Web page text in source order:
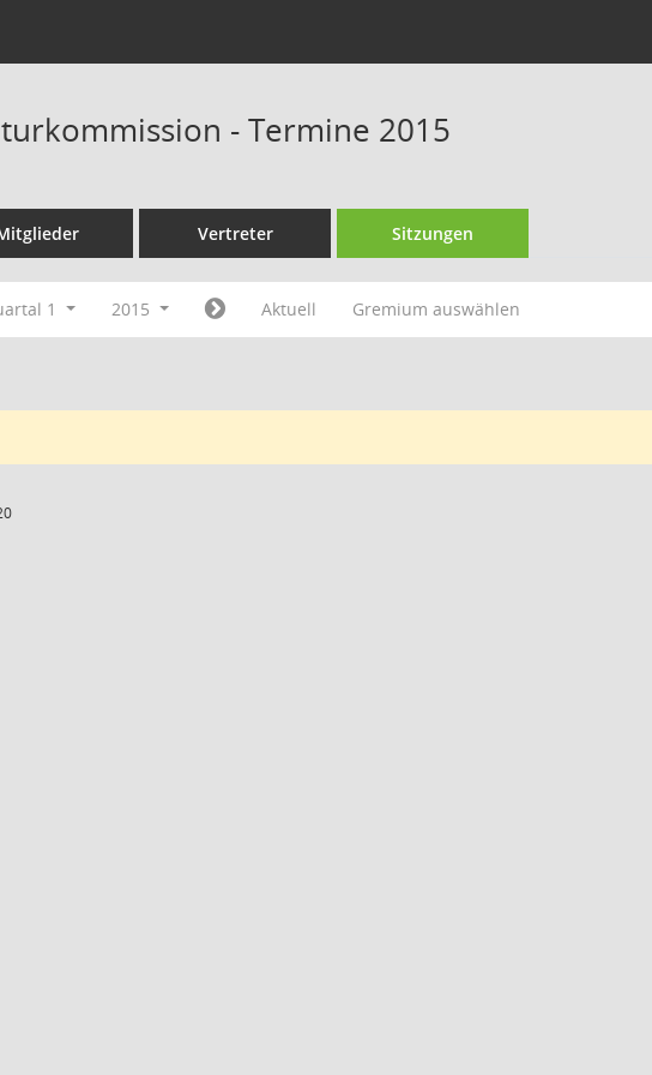
- Termine 2015
Vertreter Sitzungen
1 2015 Aktuell Gremium auswählen